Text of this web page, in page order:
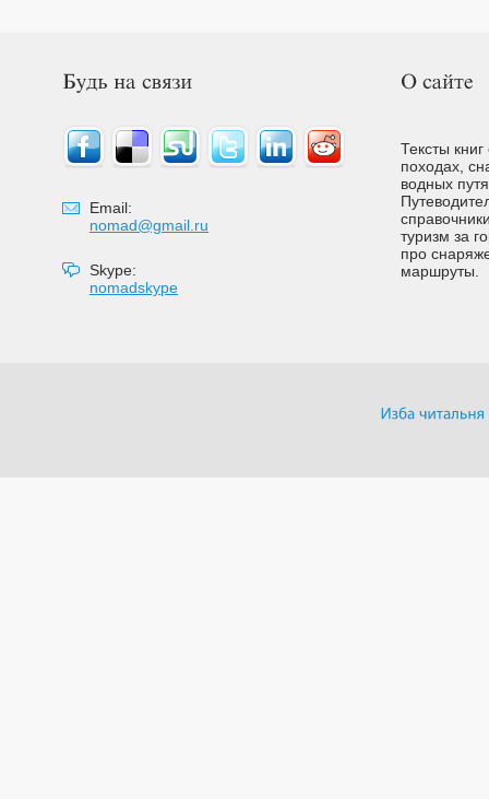
Email:
nomad@gmail.ru
Skype:
nomadskype
Тексты
походах,
водных
туризм за
про
маршруты.